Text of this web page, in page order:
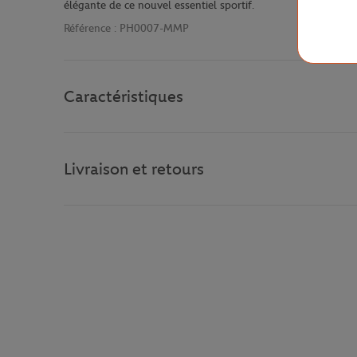
élégante de ce nouvel essentiel sportif.
Référence : PH0007-MMP
Caractéristiques
Livraison et retours